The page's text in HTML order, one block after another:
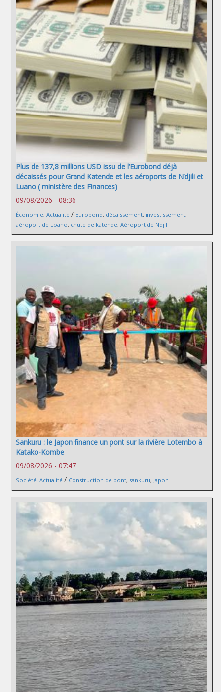
Plus de 137,8 millions USD issu de l’Eurobond déjà
décaissés pour Grand Katende et les aéroports de N’djili et
Luano ( ministère des Finances)
09/08/2026 - 08:36
Économie, Actualité / Eurobond, décaissement, investissement,
aéroport de Loano, chute de katende, Aéroport de Ndjili
Sankuru : le Japon finance un pont sur la rivière Lotembo à
Katako-Kombe
09/08/2026 - 07:47
Société, Actualité / Construction de pont, sankuru, Japon